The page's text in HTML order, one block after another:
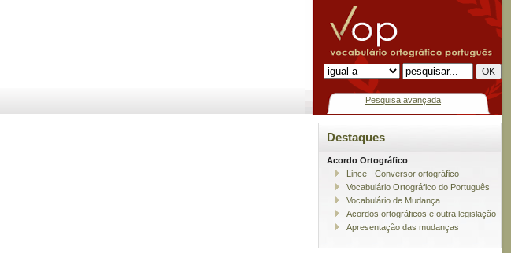
Pesquisa avançada
Destaques
Acordo Ortográfico
Lince - Conversor ortográfico
Vocabulário Ortográfico do Português
Vocabulário de Mudança
Acordos ortográficos e outra legislação
Apresentação das mudanças